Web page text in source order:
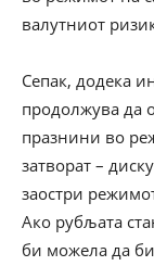
валутниот
Сепак, додека
продолжува да
празнини во
затворат –
заостри
Ако рубљата
би можела да